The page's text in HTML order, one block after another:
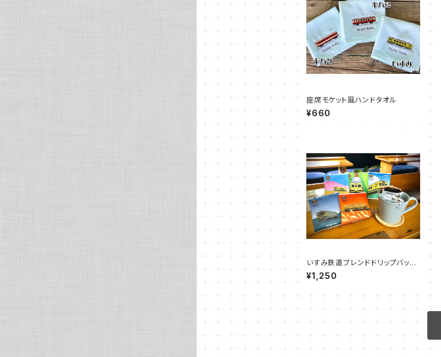
座席モケット風ハンドタオル
¥660
いすみ鉄道ブレンドドリップバッグ
【いすみ車両】（５袋セット）
¥1,250